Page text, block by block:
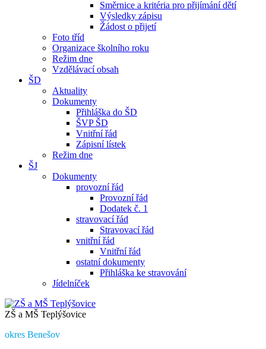
Směrnice a kritéria pro přijímání dětí
Výsledky zápisu
Žádost o přijetí
Foto tříd
Organizace školního roku
Režim dne
Vzdělávací obsah
ŠD
Aktuality
Dokumenty
Přihláška do ŠD
ŠVP ŠD
Vnitřní řád
Zápisní lístek
Režim dne
ŠJ
Dokumenty
provozní řád
Provozní řád
Dodatek č. 1
stravovací řád
Stravovací řád
vnitřní řád
Vnitřní řád
ostatní dokumenty
Přihláška ke stravování
Jídelníček
ZŠ a MŠ Teplýšovice
okres Benešov